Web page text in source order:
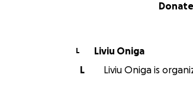
Donate
L
Liviu Oniga
L
Liviu Oniga is